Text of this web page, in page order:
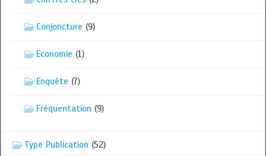
Conjoncture (9)
Economie (1)
Enquête (7)
Fréquentation (9)
Type Publication (52)